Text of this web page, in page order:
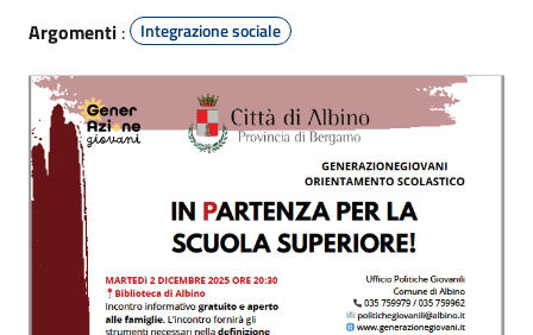
Argomenti : Integrazione sociale